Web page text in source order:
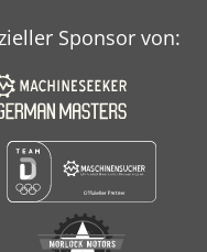
Sponsor von: